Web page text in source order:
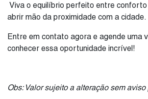
Viva o equilíbrio perfeito entre
abrir mão da proximidade com a cidade.
Entre em contato agora e agende uma
conhecer essa oportunidade incrível!
Obs: Valor sujeito a alteração sem aviso